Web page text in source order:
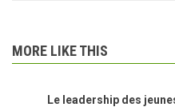
MORE LIKE THIS
Le leadership des